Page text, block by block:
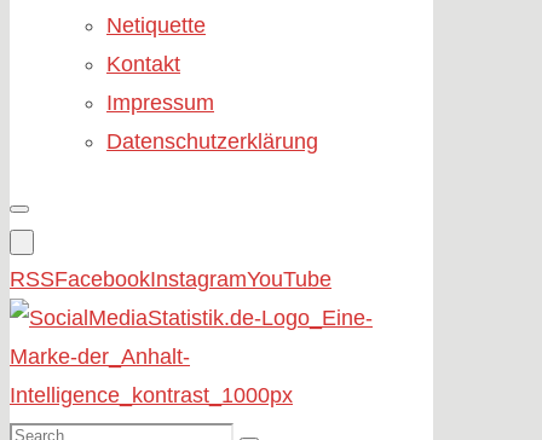
Netiquette
Kontakt
Impressum
Datenschutzerklärung
RSSFacebookInstagramYouTube
Search